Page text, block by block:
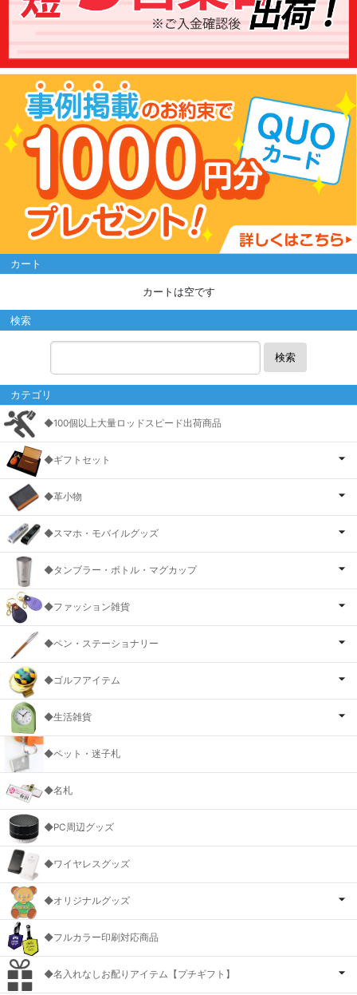
カート
カートは空です
検索
検索
カテゴリ
◆100個以上大量ロッドスピード出荷商品
◆ギフトセット
◆革小物
◆スマホ・モバイルグッズ
◆タンブラー・ボトル・マグカップ
◆ファッション雑貨
◆ペン・ステーショナリー
◆ゴルフアイテム
◆生活雑貨
◆ペット・迷子札
◆名札
◆PC周辺グッズ
◆ワイヤレスグッズ
◆オリジナルグッズ
◆フルカラー印刷対応商品
◆名入れなしお配りアイテム【プチギフト】